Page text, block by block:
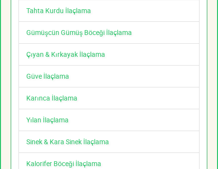
Tahta Kurdu İlaçlama
Gümüşcün Gümüş Böceği İlaçlama
Çıyan & Kırkayak İlaçlama
Güve İlaçlama
Karınca İlaçlama
Yılan İlaçlama
Sinek & Kara Sinek İlaçlama
Kalorifer Böceği İlaçlama